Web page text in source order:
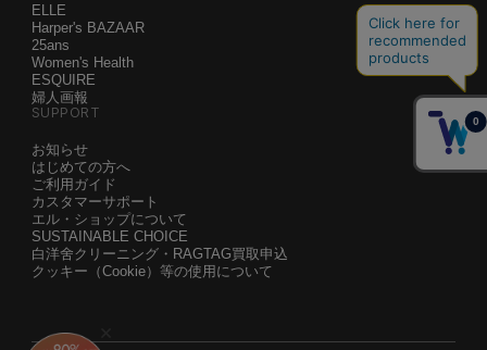
ELLE
Harper's BAZAAR
25ans
Women's Health
ESQUIRE
婦人画報
SUPPORT
お知らせ
はじめての方へ
ご利用ガイド
カスタマーサポート
エル・ショップについて
SUSTAINABLE CHOICE
白洋舍クリーニング・RAGTAG買取申込
クッキー（Cookie）等の使用について